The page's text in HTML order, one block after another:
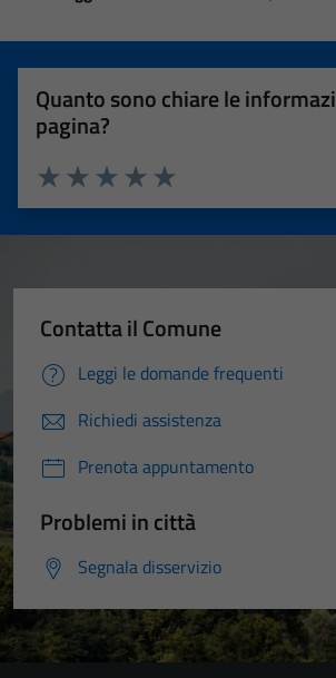
Quanto sono chiare le
pagina?
Valuta 5 stelle su 5
Valuta 4 stelle su 5
Valuta 3 stelle su 5
Valuta 2 stelle su 5
Valuta 1 stelle su 5
Contatta il Comune
Leggi le domande frequenti
Richiedi assistenza
Prenota appuntamento
Problemi in città
Segnala disservizio